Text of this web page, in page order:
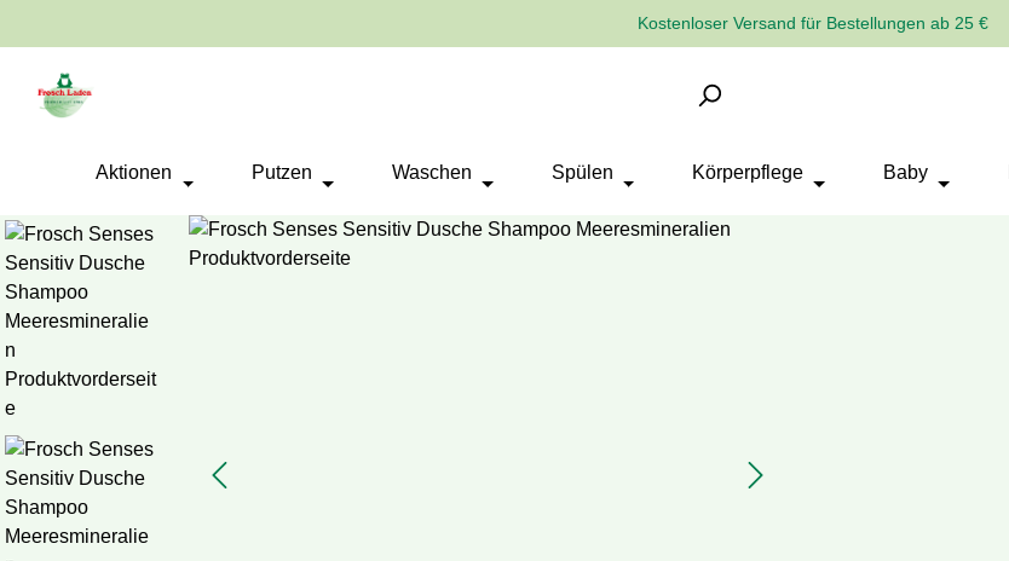
Kostenloser Versand für Bestellungen ab 25 €
Aktionen Putzen Waschen Spülen Körperpflege Baby
Bildergalerie überspringen